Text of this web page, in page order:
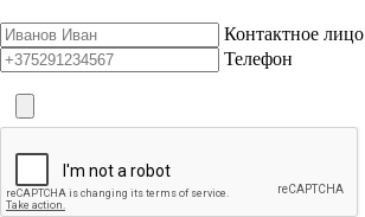
Контактное лицо
Телефон